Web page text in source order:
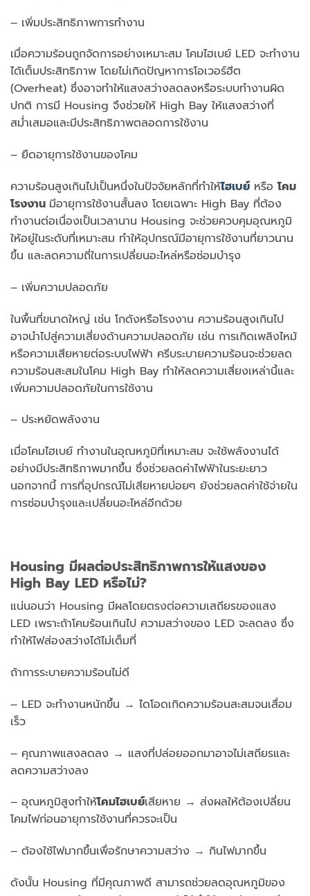
– เพิ่มประสิทธิภาพการทำงาน
เมื่อความร้อนถูกจัดการอย่างเหมาะสม โคมไฮเบย์ LED จะทำงาน
ได้เต็มประสิทธิภาพ โดยไม่เกิดปัญหาการโอเวอร์ฮีต
(Overheat) ซึ่งอาจทำให้แสงสว่างลดลงหรือระบบทำงานผิด
ปกติ การมี Housing จึงช่วยให้ High Bay ให้แสงสว่างที่
สม่ำเสมอและมีประสิทธิภาพตลอดการใช้งาน
– ยืดอายุการใช้งานของโคม
ความร้อนสูงเกินไปเป็นหนึ่งในปัจจัยหลักที่ทำให้ไฮเบย์ หรือโคม
โรงงาน มีอายุการใช้งานสั้นลง โดยเฉพาะ High Bay ที่ต้อง
ทำงานต่อเนื่องเป็นเวลานาน Housing จะช่วยควบคุมอุณหภูมิ
ให้อยู่ในระดับที่เหมาะสม ทำให้อุปกรณ์มีอายุการใช้งานที่ยาวนาน
ขึ้น และลดความถี่ในการเปลี่ยนอะไหล่หรือซ่อมบำรุง
– เพิ่มความปลอดภัย
ในพื้นที่ขนาดใหญ่ เช่น โกดังหรือโรงงาน ความร้อนสูงเกินไป
อาจนำไปสู่ความเสี่ยงด้านความปลอดภัย เช่น การเกิดเพลิงไหม้
หรือความเสียหายต่อระบบไฟฟ้า ครีบระบายความร้อนจะช่วยลด
ความร้อนสะสมในโคม High Bay ทำให้ลดความเสี่ยงเหล่านี้และ
เพิ่มความปลอดภัยในการใช้งาน
– ประหยัดพลังงาน
เมื่อโคมไฮเบย์ ทำงานในอุณหภูมิที่เหมาะสม จะใช้พลังงานได้
อย่างมีประสิทธิภาพมากขึ้น ซึ่งช่วยลดค่าไฟฟ้าในระยะยาว
นอกจากนี้ การที่อุปกรณ์ไม่เสียหายบ่อยๆ ยังช่วยลดค่าใช้จ่ายใน
การซ่อมบำรุงและเปลี่ยนอะไหล่อีกด้วย
Housing มีผลต่อประสิทธิภาพการให้แสงของ
High Bay LED หรือไม่?
แน่นอนว่า Housing มีผลโดยตรงต่อความเสถียรของแสง
LED เพราะถ้าโคมร้อนเกินไป ความสว่างของ LED จะลดลง ซึ่ง
ทำให้ไฟส่องสว่างได้ไม่เต็มที่
ถ้าการระบายความร้อนไม่ดี
– LED จะทำงานหนักขึ้น → ไดโอดเกิดความร้อนสะสมจนเสื่อม
เร็ว
– คุณภาพแสงลดลง → แสงที่ปล่อยออกมาอาจไม่เสถียรและ
ลดความสว่างลง
– อุณหภูมิสูงทำให้โคมไฮเบย์เสียหาย → ส่งผลให้ต้องเปลี่ยน
โคมไฟก่อนอายุการใช้งานที่ควรจะเป็น
– ต้องใช้ไฟมากขึ้นเพื่อรักษาความสว่าง → กินไฟมากขึ้น
ดังนั้น Housing ที่มีคุณภาพดี สามารถช่วยลดอุณหภูมิของ